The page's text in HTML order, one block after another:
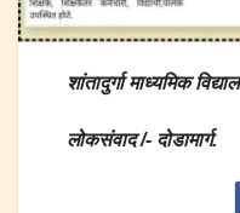
शांतादुर्गा माध्यमिक
लोकसंवाद /- दोडामार्ग.